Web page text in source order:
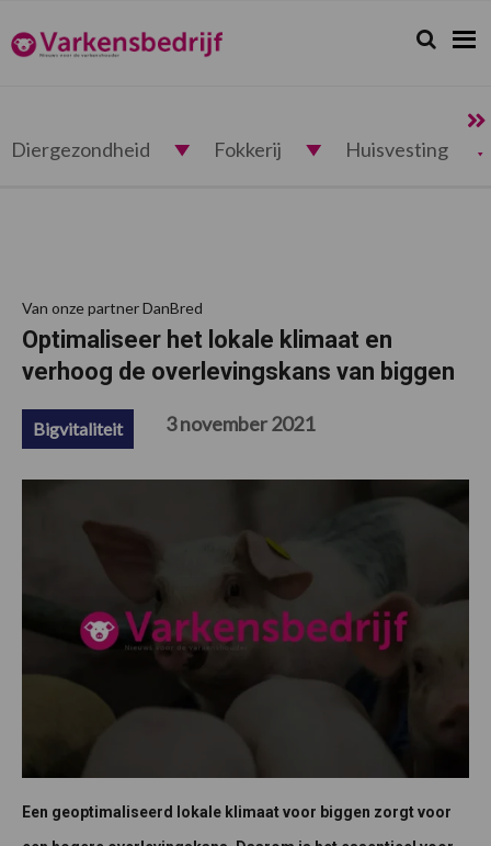
de
hoofdnavigatie
de
hoofd
de
eerste
de
voettekst
Varkensbedrijf.nl Zoeken...
Zoek
Diergezondheid Fokkerij Huisvesting
Van onze partner DanBred
Optimaliseer het lokale klimaat en
verhoog de overlevingskans van biggen
Bigvitaliteit 3 november 2021
Een geoptimaliseerd lokale klimaat voor biggen zorgt voor